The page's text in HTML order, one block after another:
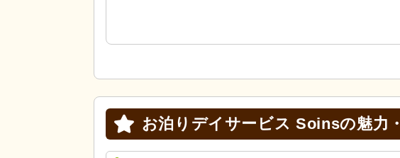
お泊りデイサービス Soinsの魅力